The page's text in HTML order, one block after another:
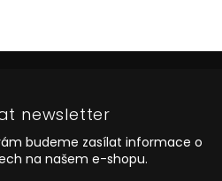
newsletter
budeme zasílat informace o
na našem e-shopu.